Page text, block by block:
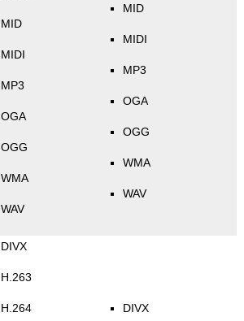
MID
MIDI
MP3
OGA
OGG
WMA
WAV
MID
MIDI
MP3
OGA
OGG
WMA
WAV
DIVX
H.263
H.264 DIVX